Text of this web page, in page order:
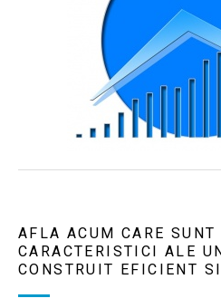
AFLA ACUM CARE
CARACTERISTICI ALE
CONSTRUIT EFICIENT